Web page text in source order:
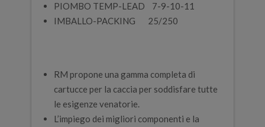
PIOMBO TEMP-LEAD 7-9-10-11
IMBALLO-PACKING 25/250
RM propone una gamma completa di
cartucce per la caccia per soddisfare tutte
le esigenze venatorie.
L’impiego dei migliori componenti e la